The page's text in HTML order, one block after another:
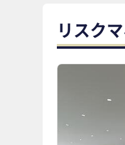
リスク